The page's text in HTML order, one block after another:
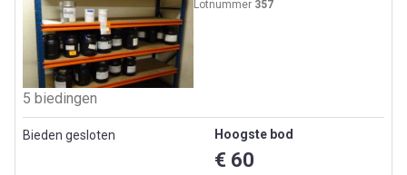
Lotnummer 357
5 biedingen
Bieden gesloten Hoogste bod
€ 60